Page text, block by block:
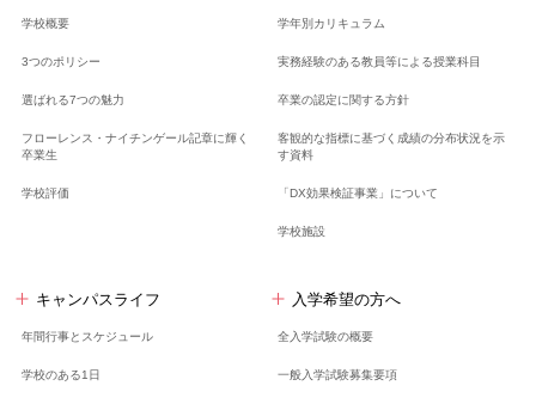
学校概要
3つのポリシー
選ばれる7つの魅力
フローレンス・ナイチンゲール記章に輝く
卒業生
学校評価
学年別カリキュラム
実務経験のある教員等による授業科目
卒業の認定に関する方針
客観的な指標に基づく成績の分布状況を示
す資料
「DX効果検証事業」について
学校施設
キャンパスライフ
年間行事とスケジュール
学校のある1日
入学希望の方へ
全入学試験の概要
一般入学試験募集要項